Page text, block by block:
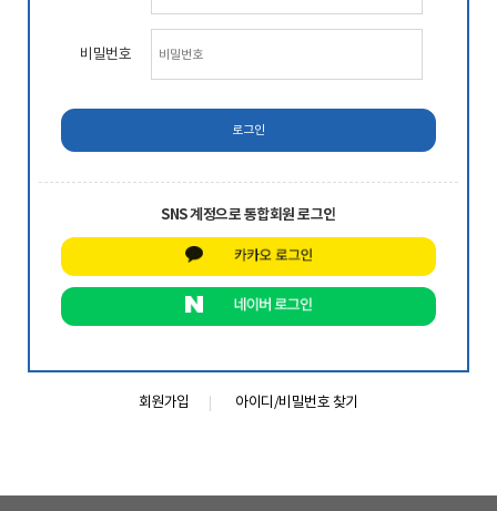
비밀번호
SNS 계정으로 통합회원 로그인
회원가입 아이디/비밀번호 찾기